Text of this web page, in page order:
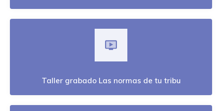
Taller grabado Las normas de tu tribu